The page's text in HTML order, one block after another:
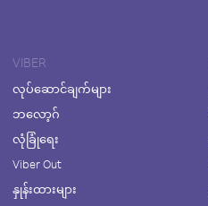
VIBER
လုပ်ဆောင်ချက်များ
ဘလော့ဂ်
လုံခြုံရေး
Viber Out
နှုန်းထားများ